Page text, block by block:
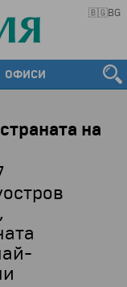
🇧🇬BG
ОФИСИ
на